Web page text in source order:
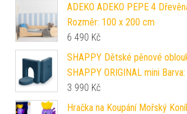
ADEKO ADEKO PEPE 4
Rozměr: 100 x 200 cm
6 490 Kč
SHAPPY Dětské pěnové
SHAPPY ORIGINAL mini
3 990 Kč
Hračka na Koupání Mořský